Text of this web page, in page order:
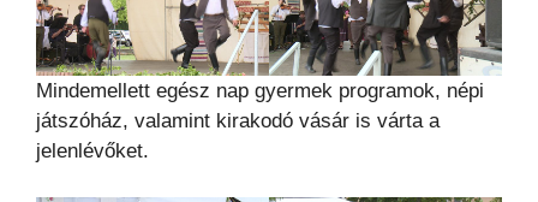
Mindemellett egész nap gyermek programok, népi
játszóház, valamint kirakodó vásár is várta a
jelenlévőket.